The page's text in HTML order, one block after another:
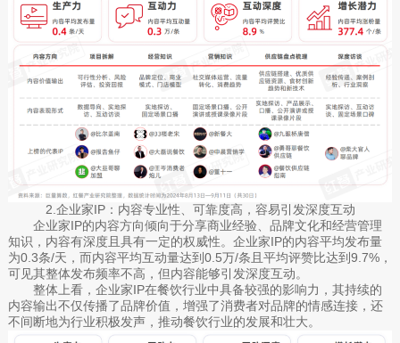
2.企业家IP：内容专业性、可靠度高，容易引发深度互动
企业家IP的内容方向倾向于分享商业经验、品牌文化和经营管理
知识，内容有深度且具有一定的权威性。企业家IP的内容平均发布量
为0.3条/天，而内容平均互动量达到0.5万/条且平均评赞比达到9.7%，
可见其整体发布频率不高，但内容能够引发深度互动。
整体上看，企业家IP在餐饮行业中具备较强的影响力，其持续的
内容输出不仅传播了品牌价值，增强了消费者对品牌的情感连接，还
不间断地为行业积极发声，推动餐饮行业的发展和壮大。